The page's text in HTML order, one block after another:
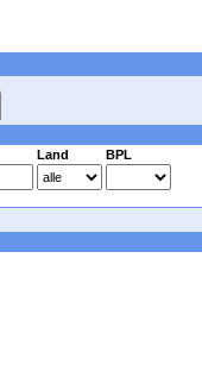
Land BPL